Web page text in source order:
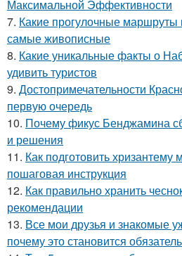
Максимальной Эффективности
7. Какие прогулочные маршруты
самые живописные
8. Какие уникальные факты о
удивить туристов
9. Достопримечательности
первую очередь
10. Почему фикус Бенджамина
и решения
11. Как подготовить хризантему
пошаговая инструкция
12. Как правильно хранить
рекомендации
13. Все мои друзья и знакомые
почему это становится